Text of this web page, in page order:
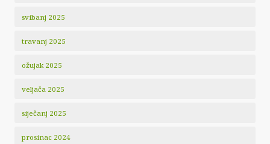
svibanj 2025
travanj 2025
ožujak 2025
veljača 2025
siječanj 2025
prosinac 2024